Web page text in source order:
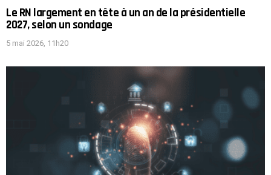
Le RN largement en tête à un an de la présidentielle
2027, selon un sondage
5 mai 2026, 11h20